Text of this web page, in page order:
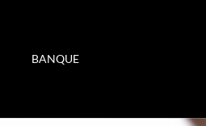
BANQUE